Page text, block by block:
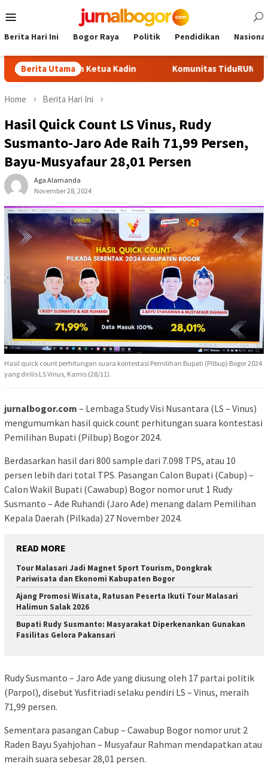
to
Menu
Berita Hari Ini Bogor Raya Politik Pendidikan Nasional
Berita Utama
Calon Ketua Kadin Komunitas TiduRUN Jajal Jalur
Home Berita Hari Ini
Hasil Quick Count LS Vinus, Rudy
Susmanto-Jaro Ade Raih 71,99 Persen,
Bayu-Musyafaur 28,01 Persen
Aga Alamanda
November 28, 2024
Hasil quick count perhitungan suara kontestasi Pemilihan Bupati (Pilbup) Bogor 2024
yang dirilis LS Vinus, Kamis (28/11).
jurnalbogor.com – Lembaga Study Visi Nusantara (LS – Vinus)
mengumumkan hasil quick count perhitungan suara kontestasi
Pemilihan Bupati (Pilbup) Bogor 2024.
Berdasarkan hasil dari 800 sample dari 7.098 TPS, atau 10
persen lebih dari total TPS. Pasangan Calon Bupati (Cabup) –
Calon Wakil Bupati (Cawabup) Bogor nomor urut 1 Rudy
Susmanto – Ade Ruhandi (Jaro Ade) menang dalam Pemilihan
Kepala Daerah (Pilkada) 27 November 2024.
READ MORE
Tour Malasari Jadi Magnet Sport Tourism, Dongkrak
Pariwisata dan Ekonomi Kabupaten Bogor
Ajang Promosi Wisata, Ratusan Peserta Ikuti Tour Malasari
Halimun Salak 2026
Bupati Rudy Susmanto: Masyarakat Diperkenankan Gunakan
Fasilitas Gelora Pakansari
Rudy Susmanto – Jaro Ade yang diusung oleh 17 partai politik
(Parpol), disebut Yusfitriadi selaku pendiri LS – Vinus, meraih
71,99 persen.
Sementara pasangan Cabup – Cawabup Bogor nomor urut 2
Raden Bayu Syahjohan – Musyafaur Rahman mendapatkan atau
meraih suara sebesar 28,01 persen.